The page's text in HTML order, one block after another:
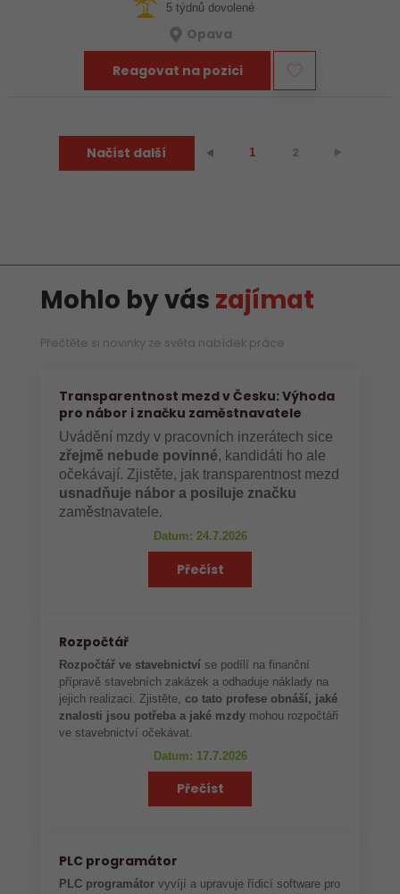
5 týdnů dovolené
Opava
Reagovat na pozici
Načíst další ⯇ 1 2 ⯈
Mohlo by vás zajímat
Přečtěte si novinky ze světa nabídek práce
Transparentnost mezd v Česku: Výhoda
pro nábor i značku zaměstnavatele
Uvádění mzdy v pracovních inzerátech sice
zřejmě nebude povinné, kandidáti ho ale
očekávají. Zjistěte, jak transparentnost mezd
usnadňuje nábor a posiluje značku
zaměstnavatele.
Datum: 24.7.2026
Přečíst
Rozpočtář
Rozpočtář ve stavebnictví se podílí na finanční
přípravě stavebních zakázek a odhaduje náklady na
jejich realizaci. Zjistěte,co tato profese obnáší, jaké
znalosti jsou potřeba a jaké mzdy mohou rozpočtáři
ve stavebnictví očekávat.
Datum: 17.7.2026
Přečíst
PLC programátor
PLC programátor vyvíjí a upravuje řídicí software pro